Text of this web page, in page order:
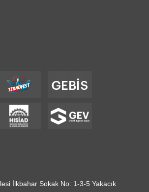
İlkbahar Sokak No: 1-3-5 Yakacık